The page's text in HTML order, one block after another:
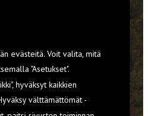
LEHTI
evästeitä. Voit valita, mitä
"Asetukset".
hyväksyt kaikkien
välttämättömät -